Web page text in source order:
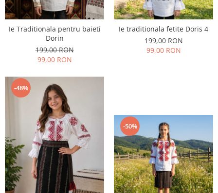
Ie Traditionala pentru baieti
Dorin
199,00 RON
99,00 RON
Ie traditionala fetite Doris 4
199,00 RON
99,00 RON
-48%
-50%